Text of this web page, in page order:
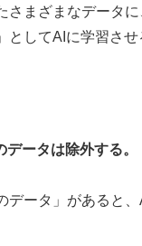
まざまなデータ
してAIに学習さ
ータは除外する。
ータ」があると